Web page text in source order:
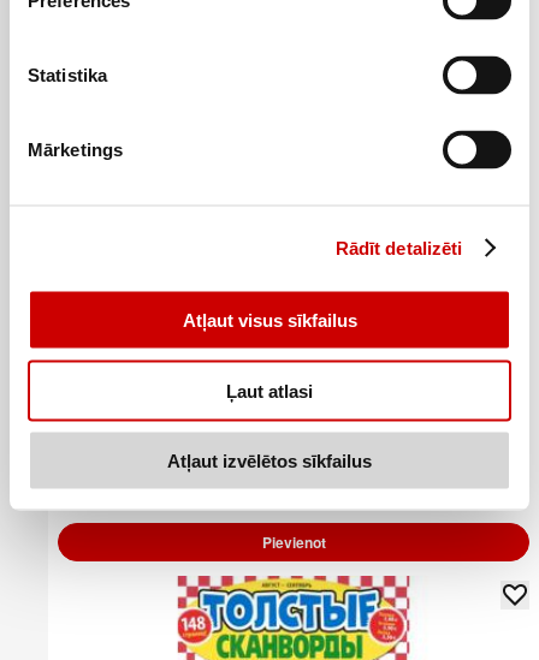
Statistika
Mārketings
Rādīt detalizēti
Atļaut visus sīkfailus
Ļaut atlasi
Atļaut izvēlētos sīkfailus
Aerosols BROS MAX pret odiem un ērcēm 90ml
Pievienot